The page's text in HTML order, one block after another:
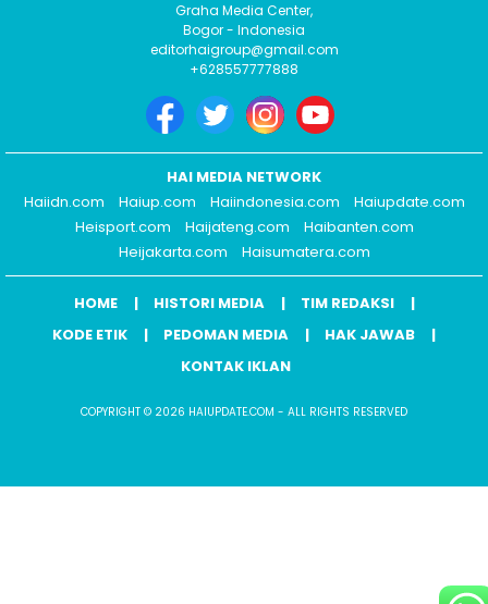
Graha Media Center,
Bogor - Indonesia
editorhaigroup@gmail.com
+628557777888
HAI MEDIA NETWORK
Haiidn.com
Haiup.com Haiindonesia.com
Haiupdate.com
Heisport.com
Haijateng.com
Haibanten.com
Heijakarta.com
Haisumatera.com
HOME HISTORI MEDIA
TIM REDAKSI
KODE ETIK
PEDOMAN MEDIA
HAK JAWAB
KONTAK IKLAN
COPYRIGHT © 2026 HAIUPDATE.COM - ALL RIGHTS RESERVED